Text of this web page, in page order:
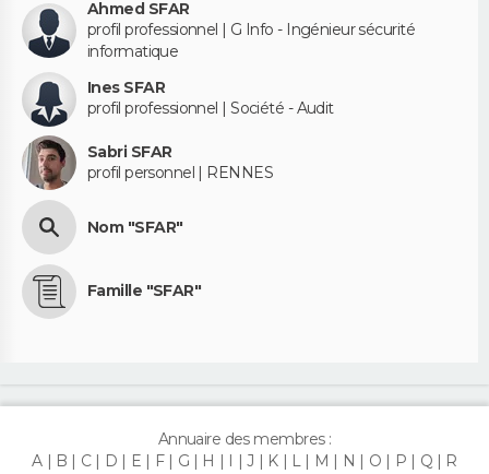
Ahmed SFAR
profil professionnel | G Info - Ingénieur sécurité
informatique
Ines SFAR
profil professionnel | Société - Audit
Sabri SFAR
profil personnel | RENNES
Nom "SFAR"
Famille "SFAR"
Annuaire des membres :
A
B C D E F G H I J K L M N O P Q
R